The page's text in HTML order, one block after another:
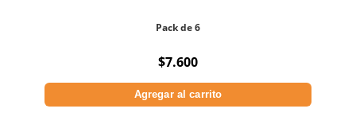
Pack de 6
$7.600
Agregar al carrito